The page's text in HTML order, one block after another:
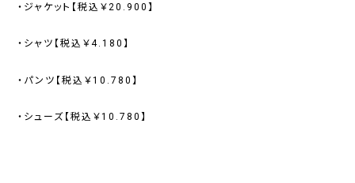
・ジャケット【税込￥20.900】
・シャツ【税込￥4.180】
・パンツ【税込￥10.780】
・シューズ【税込￥10.780】